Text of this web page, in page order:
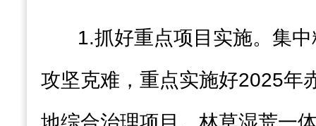
1.抓好重点项目实施。集
攻坚克难，重点实施好2025年